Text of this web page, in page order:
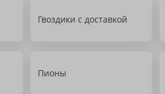
Гвоздики с доставкой
Пионы